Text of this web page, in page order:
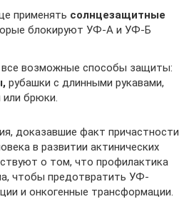
применять солнцезащитные
блокируют УФ-А и УФ-Б
все возможные способы защиты:
рубашки с длинными рукавами,
брюки.
доказавшие факт причастности
в развитии актинических
о том, что профилактика
чтобы предотвратить УФ-
и онкогенные трансформации.